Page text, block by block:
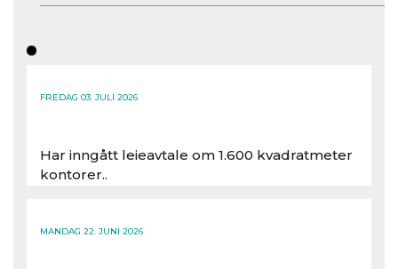
FREDAG 03. JULI 2026
Har inngått leieavtale om 1.600 kvadratmeter
kontorer..
MANDAG 22. JUNI 2026